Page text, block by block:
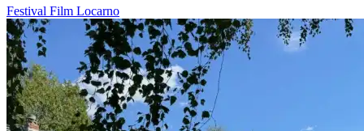
Festival Film Locarno